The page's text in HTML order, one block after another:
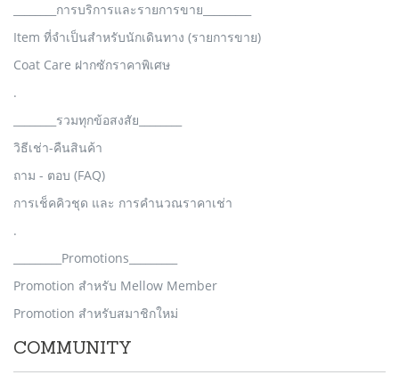
________การบริการและรายการขาย_________
Item ที่จำเป็นสำหรับนักเดินทาง (รายการขาย)
Coat Care ฝากซักราคาพิเศษ
.
________รวมทุกข้อสงสัย________
วิธีเช่า-คืนสินค้า
ถาม - ตอบ (FAQ)
การเช็คคิวชุด และ การคำนวณราคาเช่า
.
_________Promotions_________
Promotion สำหรับ Mellow Member
Promotion สำหรับสมาชิกใหม่
COMMUNITY